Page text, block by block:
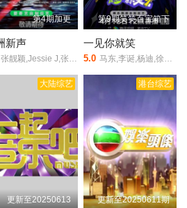
第4期加更
新声
张靓颖,Jessie J,张信哲
第9期笑笑百宝箱下
一见你就笑
5.0 马东,李诞,杨迪,徐志胜,酷藤,石凯,杨超越,王玉雯,祝绪丹,黄子弘凡,田嘉瑞,包上恩,沙一汀
大陆综艺
更新至20250613
港台综艺
更新至20250611期